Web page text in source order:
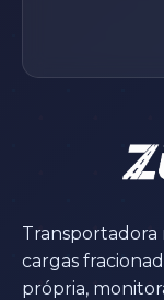
Transportadora
cargas
própria,